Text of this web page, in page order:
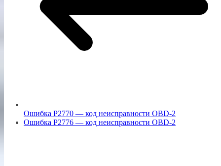
Ошибка P2770 — код неисправности OBD-2
Ошибка P2776 — код неисправности OBD-2